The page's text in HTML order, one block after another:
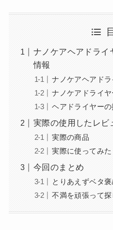
ナノケアヘアドライ
情報
ナノケアヘアド
ナノケアドライ
ヘアドライヤー
実際の使用したレビ
実際の商品
実際に使ってみた
今回のまとめ
とりあえずベタ
不満を頑張って